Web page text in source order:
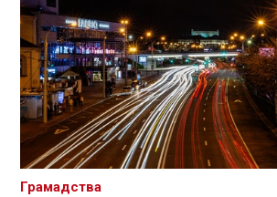
Грамадства